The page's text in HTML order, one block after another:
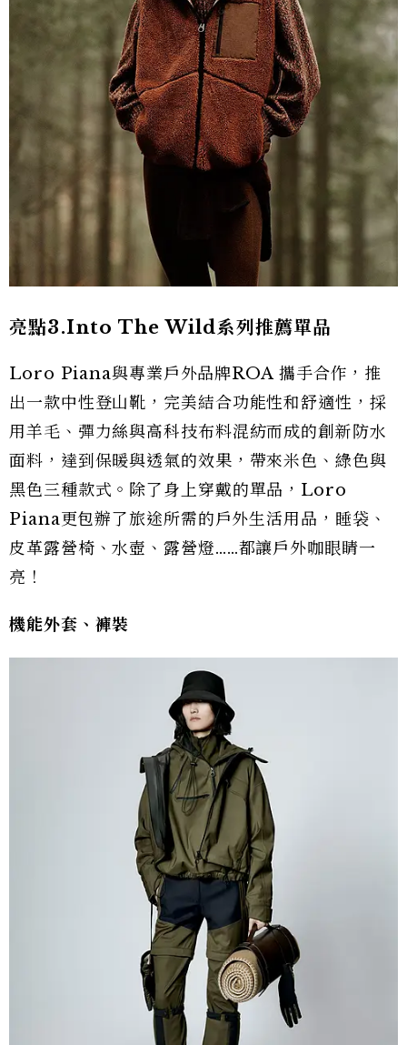
亮點3.Into The Wild系列推薦單品
Loro Piana與專業戶外品牌ROA 攜手合作，推
出一款中性登山靴，完美結合功能性和舒適性，採
用羊毛、彈力絲與高科技布料混紡而成的創新防水
面料，達到保暖與透氣的效果，帶來米色、綠色與
黑色三種款式。除了身上穿戴的單品，Loro
Piana更包辦了旅途所需的戶外生活用品，睡袋、
皮革露營椅、水壺、露營燈……都讓戶外咖眼睛一
亮！
機能外套、褲裝